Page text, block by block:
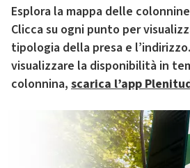
Esplora la mappa delle
Clicca su ogni punto per
tipologia della presa e
visualizzare la disponibilità in
colonnina, scarica l’app